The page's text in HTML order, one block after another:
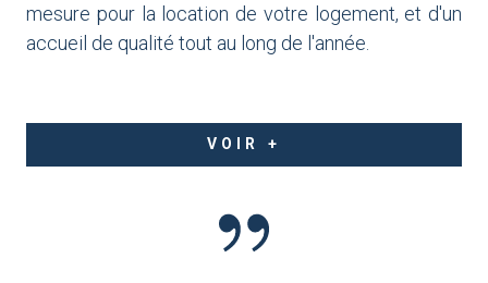
mesure pour la location de votre logement, et d'un
accueil de qualité tout au long de l'année.
VOIR +